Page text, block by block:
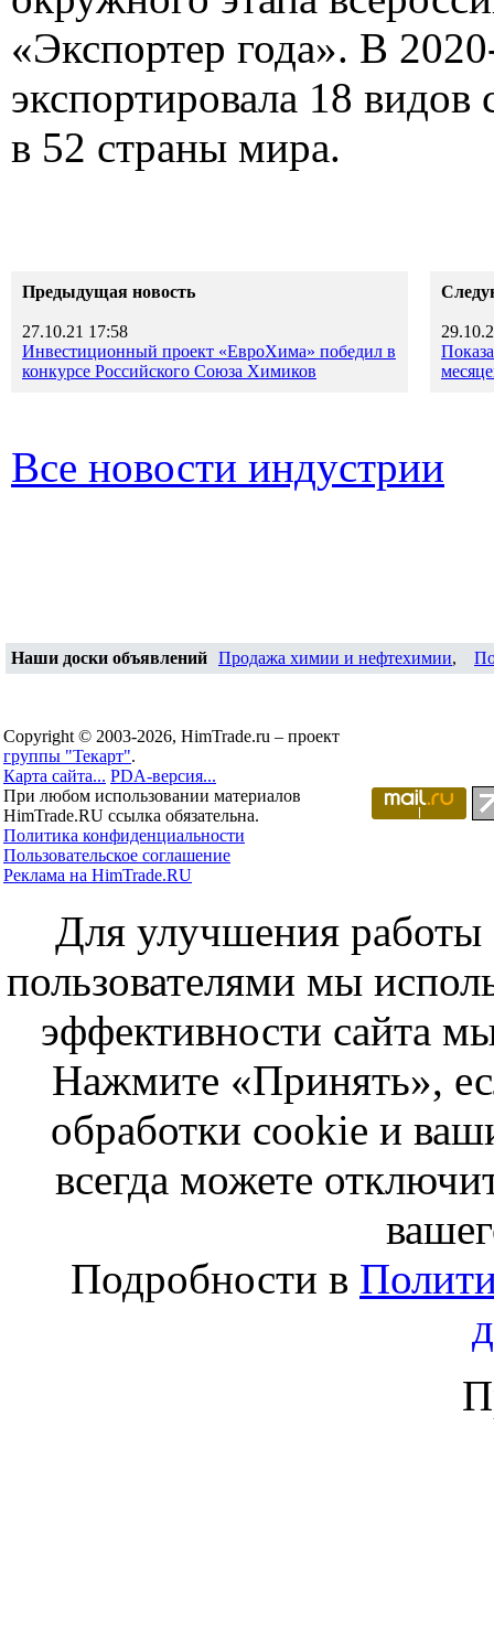
«Экспортер года». В
экспортировала 18
в 52 страны мира.
Предыдущая новость
27.10.21 17:58
Инвестиционный проект «ЕвроХима» победил в
конкурсе Российского Союза Химиков
Все новости индустрии
Наши доски объявлений Продажа химии и нефтехимии,
Copyright © 2003-2026, HimTrade.ru – проект
группы "Текарт".
Карта сайта... PDA-версия...
При любом использовании материалов
HimTrade.RU ссылка обязательна.
Политика конфиденциальности
Пользовательское соглашение
Реклама на HimTrade.RU
Для улучшения работы
пользователями мы
эффективности сайта
Нажмите «Принять»,
обработки cookie и
всегда можете
Подробности в